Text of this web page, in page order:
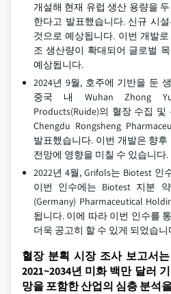
개설해 현재 유럽 생산 용량을
한다고 발표했습니다. 신규 시
것으로 예상됩니다. 이번 개발
조 생산량이 확대되어 글로벌
예상됩니다.
2024년 9월, 호주에 기반을 둔
중국 내 Wuhan Zhong
Products(Ruide)의 혈장 수집
Chengdu Rongsheng
발표했습니다. 이번 개발은 향후
전망에 영향을 미칠 수 있습니다.
2022년 4월, Grifols는 Biotest 인
이번 인수에는 Biotest 지분
(Germany) Pharmaceutical
됩니다. 이에 따라 이번 인수를
더욱 공고히 할 수 있게 되었습니
혈장 분획 시장 조사 보고서
2021~2034년 미화 백만 달러
망을 포함한 산업의 심층 분석